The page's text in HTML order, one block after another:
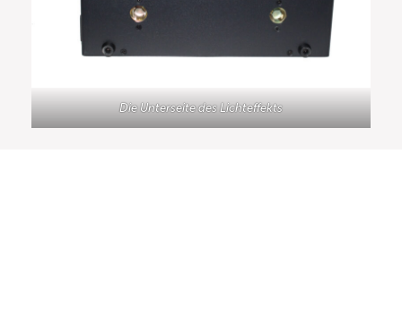
Die Unterseite des Lichteffekts